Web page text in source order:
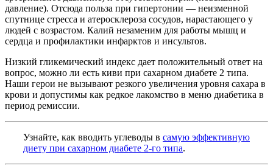
давление). Отсюда польза при гипертонии — неизменной
спутнице стресса и атеросклероза сосудов, нарастающего у
людей с возрастом. Калий незаменим для работы мышц и
сердца и профилактики инфарктов и инсультов.
Низкий гликемический индекс дает положительный ответ на
вопрос, можно ли есть киви при сахарном диабете 2 типа.
Наши герои не вызывают резкого увеличения уровня сахара в
крови и допустимы как редкое лакомство в меню диабетика в
период ремиссии.
Узнайте, как вводить углеводы в самую эффективную
диету при сахарном диабете 2-го типа.